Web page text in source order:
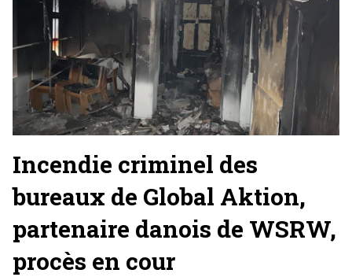
Incendie criminel des
bureaux de Global Aktion,
partenaire danois de WSRW,
procès en cour